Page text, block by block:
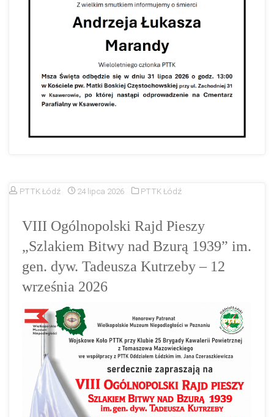
PTTK Łódź 24 lipca 2026 PTTK Łódź
VIII Ogólnopolski Rajd Pieszy
„Szlakiem Bitwy nad Bzurą 1939” im.
gen. dyw. Tadeusza Kutrzeby – 12
września 2026